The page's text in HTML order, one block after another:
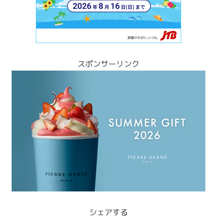
スポンサーリンク
シェアする